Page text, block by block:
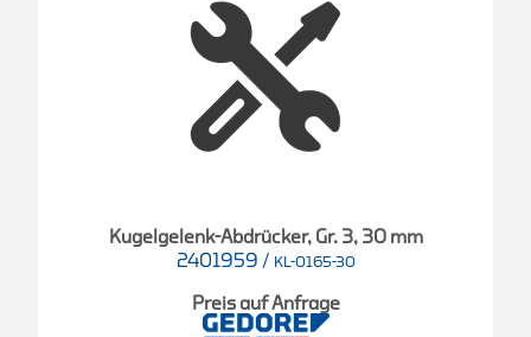
Kugelgelenk-Abdrücker, Gr. 3, 30 mm
2401959 / KL-0165-30
Preis auf Anfrage